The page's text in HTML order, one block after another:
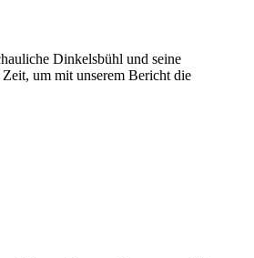
Dinkelsbühl und seine
um mit unserem Bericht die